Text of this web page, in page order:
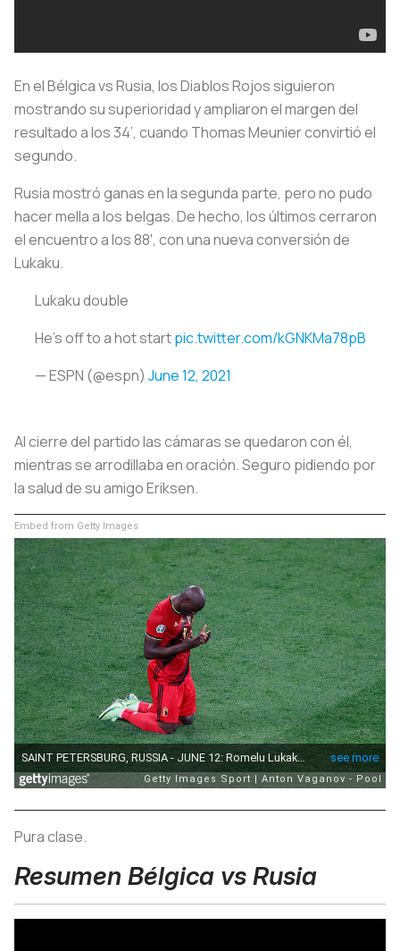
En el Bélgica vs Rusia, los Diablos Rojos siguieron
mostrando su superioridad y ampliaron el margen del
resultado a los 34’, cuando Thomas Meunier convirtió el
segundo.
Rusia mostró ganas en la segunda parte, pero no pudo
hacer mella a los belgas. De hecho, los últimos cerraron
el encuentro a los 88', con una nueva conversión de
Lukaku.
Lukaku double
He's off to a hot startpic.twitter.com/kGNKMa78pB
— ESPN (@espn) June 12, 2021
Al cierre del partido las cámaras se quedaron con él,
mientras se arrodillaba en oración. Seguro pidiendo por
la salud de su amigo Eriksen.
Embed from Getty Images
Pura clase.
Resumen Bélgica vs Rusia